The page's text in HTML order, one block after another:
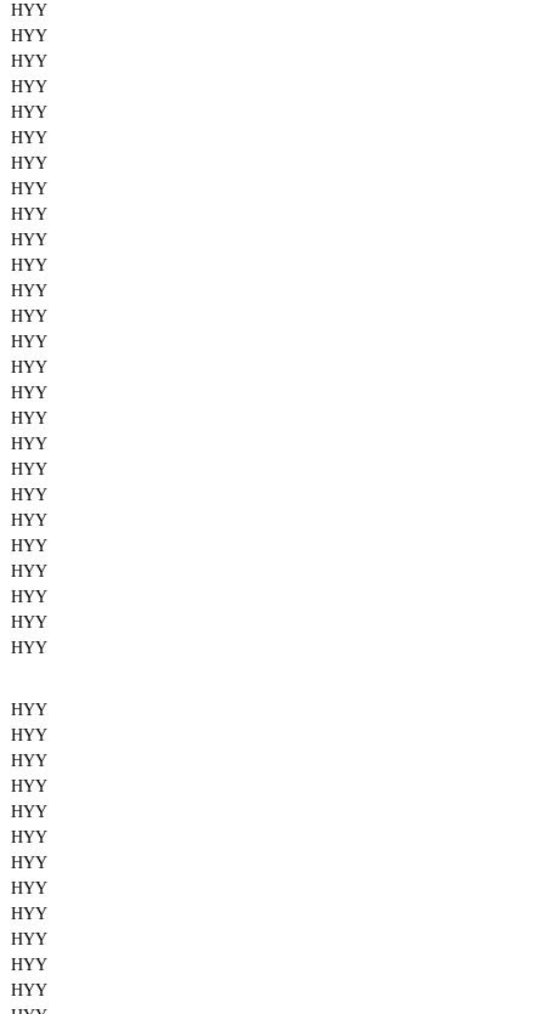
HYY
HYY
HYY
HYY
HYY
HYY
HYY
HYY
HYY
HYY
HYY
HYY
HYY
HYY
HYY
HYY
HYY
HYY
HYY
HYY
HYY
HYY
HYY
HYY
HYY
HYY
HYY
HYY
HYY
HYY
HYY
HYY
HYY
HYY
HYY
HYY
HYY
HYY